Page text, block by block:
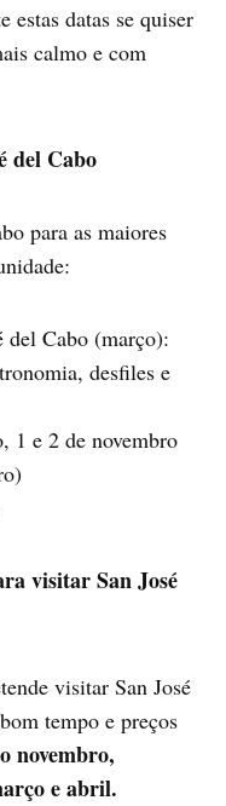
estas datas se quiser
calmo e com
del Cabo
para as maiores
del Cabo (março):
desfiles e
1 e 2 de novembro
visitar San José
visitar San José
tempo e preços
novembro,
e abril.